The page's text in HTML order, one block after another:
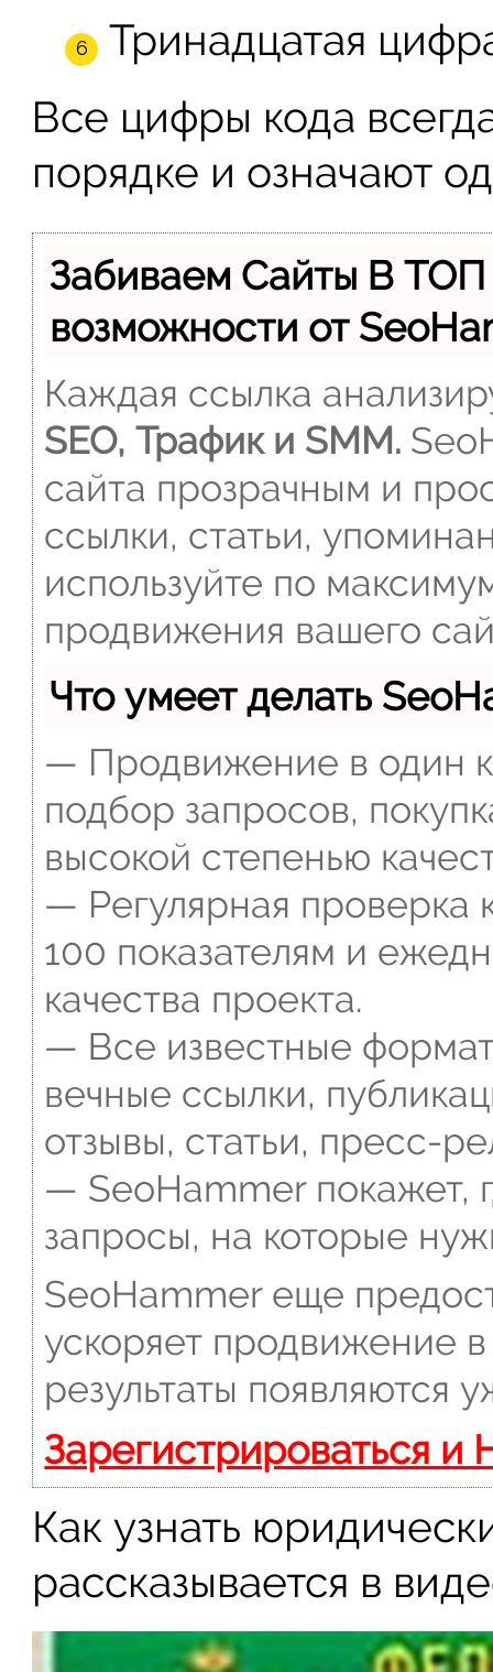
Тринадцатая
Все цифры кода
порядке и означают
Забиваем Сайты В
возможности от
Каждая ссылка
SEO, Трафик и SMM.
сайта прозрачным и
ссылки, статьи,
используйте по
продвижения вашего
Что умеет делать
— Продвижение в один
подбор запросов,
высокой степенью
— Регулярная проверка
100 показателям и
качества проекта.
— Все известные
вечные ссылки,
отзывы, статьи, пресс-
— SeoHammer покажет,
запросы, на которые
SeoHammer еще
ускоряет продвижение
результаты появляются
Зарегистрироваться и
Как узнать
рассказывается в